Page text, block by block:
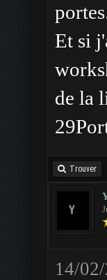
Et si
de la
Trouver
14/